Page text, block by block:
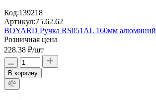
Код:139218
Артикул:75.62.62
BOYARD Ручка RS051AL 160мм алюминий
Розничная цена
228.38 ₽/шт
В корзину